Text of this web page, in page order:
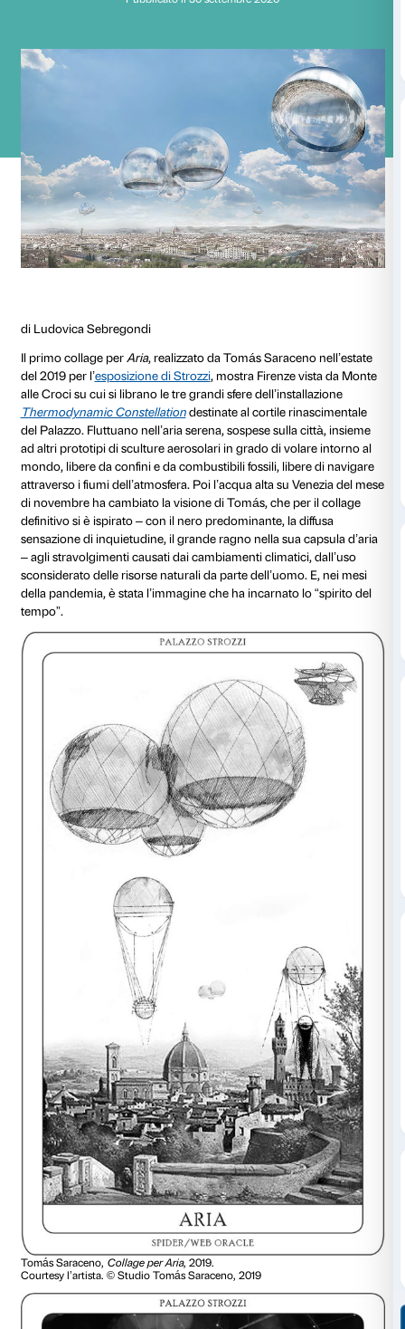
Il cielo sopra Firenze
Pubblicato il 30 settembre 2020
di Ludovica Sebregondi
Il primo collage per
del 2019 per l’esposizione di Strozzi, mostra Firenze
alle Croci su cui si librano le tre grandi sfere
Thermodynamic Constellationdestinate al cortile
del Palazzo. Fluttuano nell’aria serena, sospese
ad altri prototipi di sculture aerosolari in grado di
mondo, libere da confini e da combustibili fossili,
attraverso i fiumi dell’atmosfera. Poi l’acqua alta su
di novembre ha cambiato la visione di Tomás, che
definitivo si è ispirato – con il nero predominante, la
sensazione di inquietudine, il grande ragno nella sua
– agli stravolgimenti causati dai cambiamenti
sconsiderato delle risorse naturali da parte
della pandemia, è stata l’immagine che ha incarnato